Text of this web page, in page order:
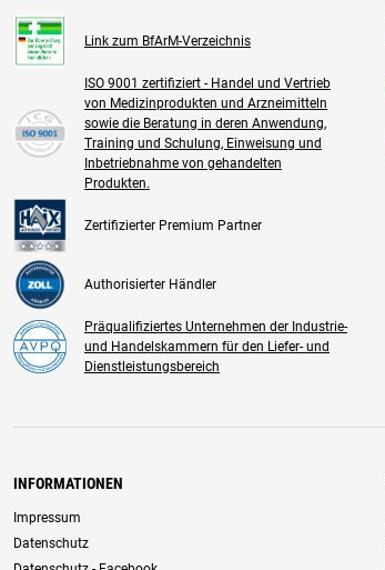
Link zum BfArM-Verzeichnis
ISO 9001 zertifiziert - Handel und Vertrieb
von Medizinprodukten und Arzneimitteln
sowie die Beratung in deren Anwendung,
Training und Schulung, Einweisung und
Inbetriebnahme von gehandelten
Produkten.
Zertifizierter Premium Partner
Authorisierter Händler
Präqualifiziertes Unternehmen der Industrie-
und Handelskammern für den Liefer- und
Dienstleistungsbereich
INFORMATIONEN
Impressum
Datenschutz